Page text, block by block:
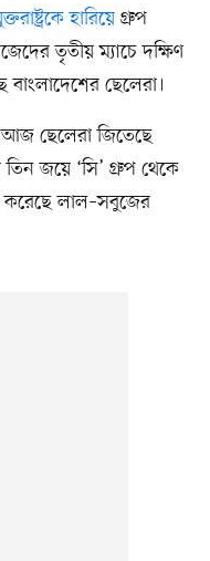
হারিয়েগ্রুপ
তৃতীয় ম্যাচে দক্ষিণ
বাংলাদেশের ছেলেরা।
আজ ছেলেরা জিতেছে
জয়ে ‘সি’ গ্রুপ থেকে
করেছে লাল–সবুজের